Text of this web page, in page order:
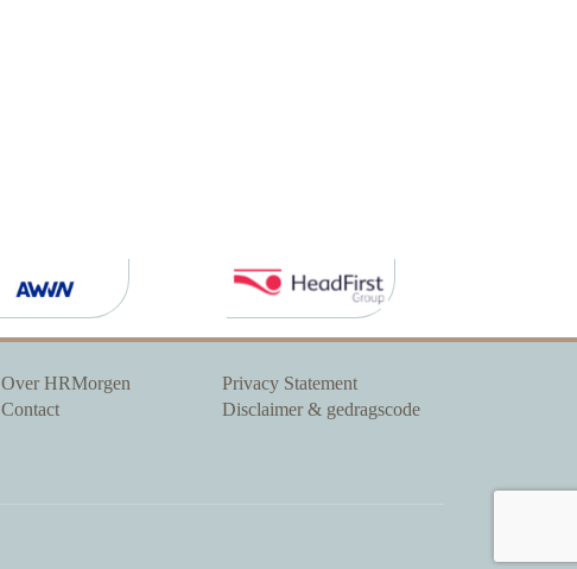
Over HRMorgen
Contact
Privacy Statement
Disclaimer & gedragscode